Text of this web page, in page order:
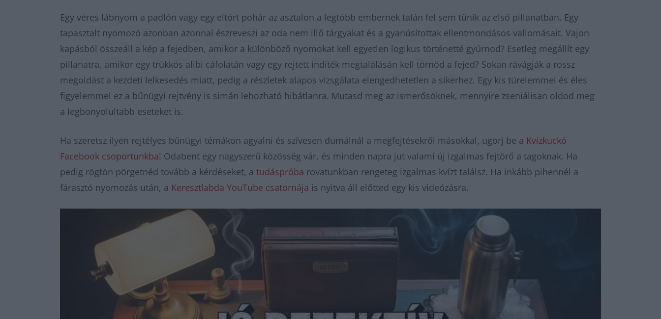
Egy véres lábnyom a padlón vagy egy eltört pohár az asztalon a legtöbb embernek talán fel sem tűnik az első pillanatban. Egy
tapasztalt nyomozó azonban azonnal észreveszi az oda nem illő tárgyakat és a gyanúsítottak ellentmondásos vallomásait. Vajon
kapásból összeáll a kép a fejedben, amikor a különböző nyomokat kell egyetlen logikus történetté gyúrnod? Esetleg megállít egy
pillanatra, amikor egy trükkös alibi cáfolatán vagy egy rejtett indíték megtalálásán kell törnöd a fejed? Sokan rávágják a rossz
megoldást a kezdeti lelkesedés miatt, pedig a részletek alapos vizsgálata elengedhetetlen a sikerhez. Egy kis türelemmel és éles
figyelemmel ez a bűnügyi rejtvény is simán lehozható hibátlanra. Mutasd meg az ismerősöknek, mennyire zseniálisan oldod meg
a legbonyolultabb eseteket is.
Ha szeretsz ilyen rejtélyes bűnügyi témákon agyalni és szívesen dumálnál a megfejtésekről másokkal, ugorj be a Kvízkuckó
Facebook csoportunkba! Odabent egy nagyszerű közösség vár, és minden napra jut valami új izgalmas fejtörő a tagoknak. Ha
pedig rögtön pörgetnéd tovább a kérdéseket, a tudáspróba rovatunkban rengeteg izgalmas kvízt találsz. Ha inkább pihennél a
fárasztó nyomozás után, a Keresztlabda YouTube csatornája is nyitva áll előtted egy kis videózásra.